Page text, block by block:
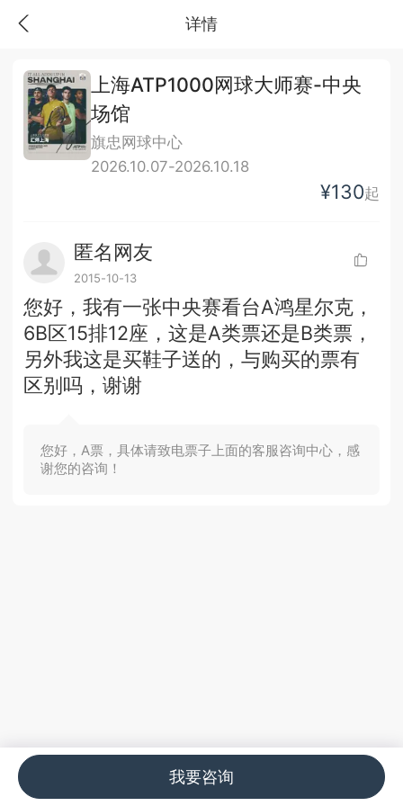
详情
上海ATP1000网球大师赛-中央
场馆
旗忠网球中心
2026.10.07-2026.10.18
¥130起
匿名网友
2015-10-13
您好，我有一张中央赛看台A鸿星尔克，
6B区15排12座，这是A类票还是B类票，
另外我这是买鞋子送的，与购买的票有
区别吗，谢谢
您好，A票，具体请致电票子上面的客服咨询中心，感
谢您的咨询！
我要咨询